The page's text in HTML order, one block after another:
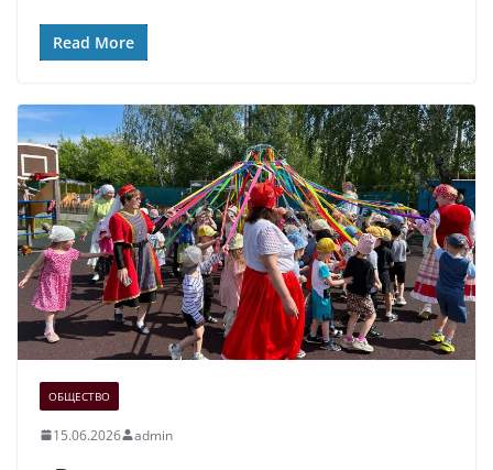
Read More
ОБЩЕСТВО
15.06.2026 admin